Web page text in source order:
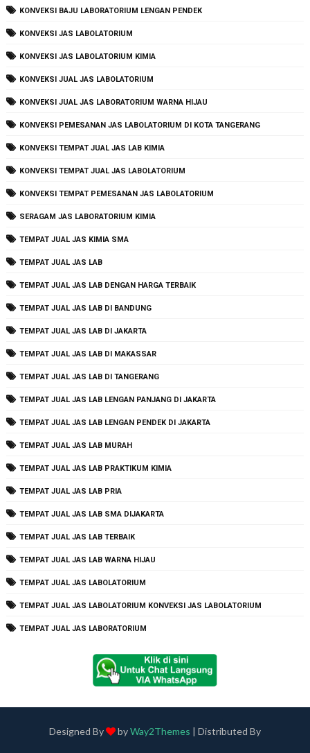
KONVEKSI BAJU LABORATORIUM LENGAN PENDEK
KONVEKSI JAS LABOLATORIUM
KONVEKSI JAS LABOLATORIUM KIMIA
KONVEKSI JUAL JAS LABOLATORIUM
KONVEKSI JUAL JAS LABORATORIUM WARNA HIJAU
KONVEKSI PEMESANAN JAS LABOLATORIUM DI KOTA TANGERANG
KONVEKSI TEMPAT JUAL JAS LAB KIMIA
KONVEKSI TEMPAT JUAL JAS LABOLATORIUM
KONVEKSI TEMPAT PEMESANAN JAS LABOLATORIUM
SERAGAM JAS LABORATORIUM KIMIA
TEMPAT JUAL JAS KIMIA SMA
TEMPAT JUAL JAS LAB
TEMPAT JUAL JAS LAB DENGAN HARGA TERBAIK
TEMPAT JUAL JAS LAB DI BANDUNG
TEMPAT JUAL JAS LAB DI JAKARTA
TEMPAT JUAL JAS LAB DI MAKASSAR
TEMPAT JUAL JAS LAB DI TANGERANG
TEMPAT JUAL JAS LAB LENGAN PANJANG DI JAKARTA
TEMPAT JUAL JAS LAB LENGAN PENDEK DI JAKARTA
TEMPAT JUAL JAS LAB MURAH
TEMPAT JUAL JAS LAB PRAKTIKUM KIMIA
TEMPAT JUAL JAS LAB PRIA
TEMPAT JUAL JAS LAB SMA DIJAKARTA
TEMPAT JUAL JAS LAB TERBAIK
TEMPAT JUAL JAS LAB WARNA HIJAU
TEMPAT JUAL JAS LABOLATORIUM
TEMPAT JUAL JAS LABOLATORIUM KONVEKSI JAS LABOLATORIUM
TEMPAT JUAL JAS LABORATORIUM
Designed By byWay2Themes | Distributed By